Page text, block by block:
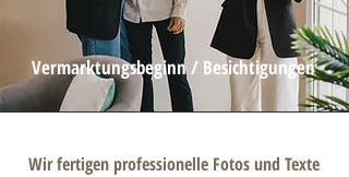
Vermarktungsbeginn / Besichtigungen
Wir fertigen professionelle Fotos und Texte